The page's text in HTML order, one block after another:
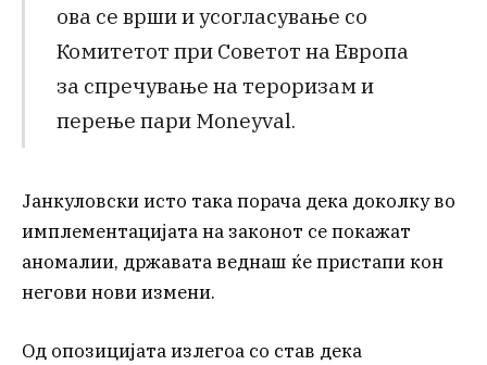
ова се врши и усогласување со
Комитетот при Советот на Европа
за спречување на тероризам и
перење пари Moneyval.
Јанкуловски исто така порача дека доколку во
имплементацијата на законот се покажат
аномалии, државата веднаш ќе пристапи кон
негови нови измени.
Од опозицијата излегоа со став дека